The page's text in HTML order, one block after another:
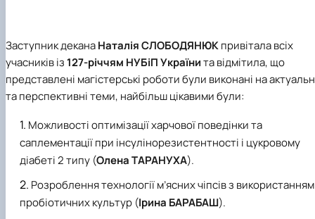
Заступник деканаНаталія СЛОБОДЯНЮКпривітала всіх
учасників із 127-річчям НУБіП Українита відмітила, що
представлені магістерські роботи були виконані на
та перспективні теми, найбільш цікавими були:
Можливості оптимізації харчової поведінки та
саплементації при інсулінорезистентності і цукровому
діабеті 2 типу (Олена ТАРАНУХА).
Розроблення технології м’ясних чіпсів з використанням
пробіотичних культур (Ірина БАРАБАШ).